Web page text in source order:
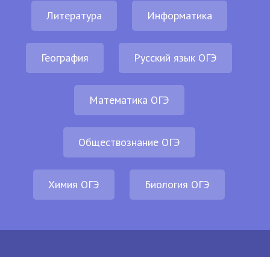
Литература Информатика
География Русский язык ОГЭ
Математика ОГЭ
Обществознание ОГЭ
Химия ОГЭ Биология ОГЭ